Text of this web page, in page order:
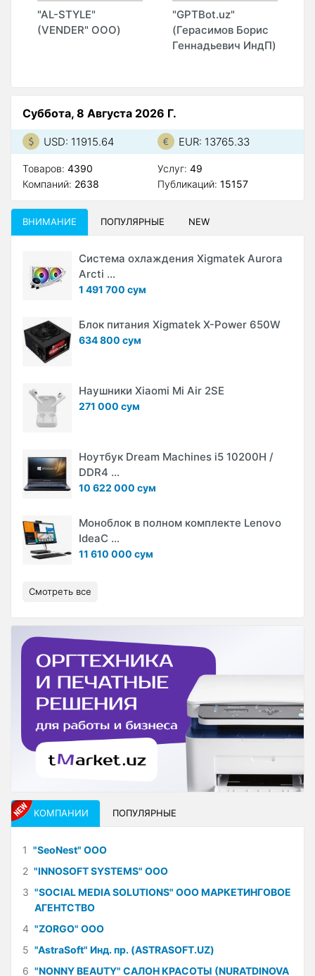
"AL-STYLE"
(VENDER" ООО)
"GPTBot.uz"
(Герасимов Борис
Геннадьевич ИндП)
Суббота, 8 Августа 2026 Г.
USD: 11915.64 EUR: 13765.33
Товаров: 4390
Компаний: 2638
Услуг: 49
Публикаций: 15157
ВНИМАНИЕ ПОПУЛЯРНЫЕ NEW
Система охлаждения Xigmatek Aurora
Arcti ...
1 491 700 сум
Блок питания Xigmatek X-Power 650W
634 800 сум
Наушники Xiaomi Mi Air 2SE
271 000 сум
Ноутбук Dream Machines i5 10200H /
DDR4 ...
10 622 000 сум
Моноблок в полном комплекте Lenovo
IdeaC ...
11 610 000 сум
Смотреть все
КОМПАНИИ ПОПУЛЯРНЫЕ
1 "SeoNest" ООО
2 "INNOSOFT SYSTEMS" ООО
3 "SOCIAL MEDIA SOLUTIONS" ООО МАРКЕТИНГОВОЕ
АГЕНТСТВО
4 "ZORGO" ООО
5 "AstraSoft" Инд. пр. (ASTRASOFT.UZ)
6 "NONNY BEAUTY" САЛОН КРАСОТЫ (NURATDINOVA